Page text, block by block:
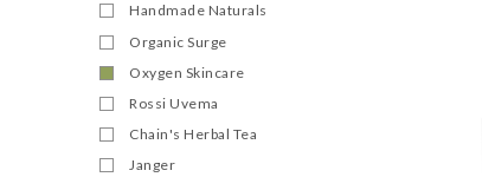
Handmade Naturals
Organic Surge
Oxygen Skincare
Rossi Uvema
Chain's Herbal Tea
Janger